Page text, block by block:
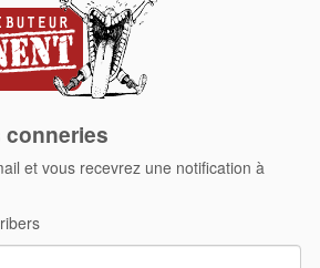
et vous recevrez une notification à